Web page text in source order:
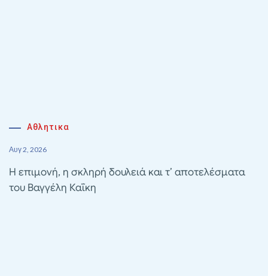
Αθλητικα
Αυγ 2, 2026
Η επιμονή, η σκληρή δουλειά και τ’ αποτελέσματα
του Βαγγέλη Καΐκη